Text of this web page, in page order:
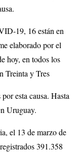
19, 16 están en
elaborado por el
hoy, en todos los
Treinta y Tres
esta causa. Hasta
Uruguay.
el 13 de marzo de
391.358